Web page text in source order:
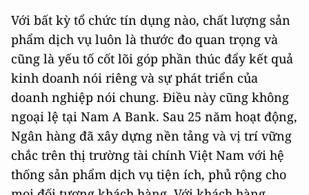
Với bất kỳ tổ chức tín dụng nào, chất lượng sản
phẩm dịch vụ luôn là thước đo quan trọng và
cũng là yếu tố cốt lõi góp phần thúc đẩy kết quả
kinh doanh nói riêng và sự phát triển của
doanh nghiệp nói chung. Điều này cũng không
ngoại lệ tại Nam A Bank. Sau 25 năm hoạt động,
Ngân hàng đã xây dựng nền tảng và vị trí vững
chắc trên thị trường tài chính Việt Nam với hệ
thống sản phẩm dịch vụ tiện ích, phủ rộng cho